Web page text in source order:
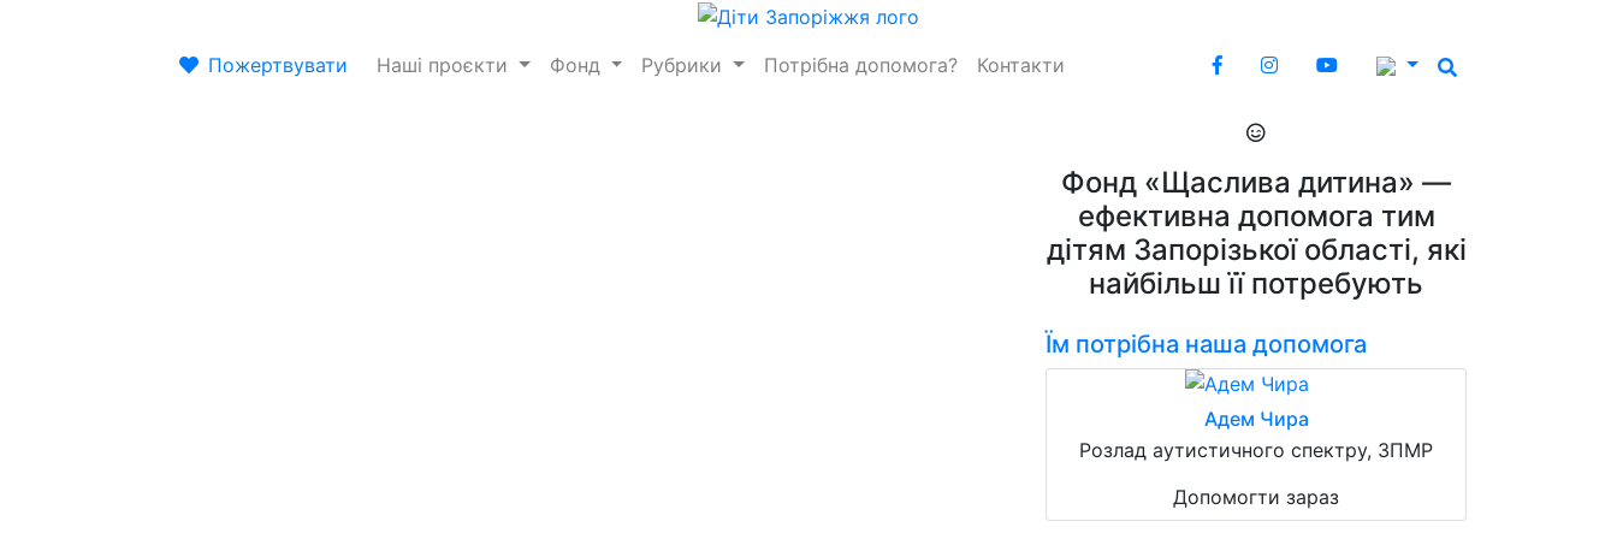
Пожертвувати Наші проєкти Фонд Рубрики Потрібна допомога? Контакти
Фонд «Щаслива дитина» —
ефективна допомога тим
дітям Запорізької області, які
найбільш її потребують
Їм потрібна наша допомога
Адем Чира
Розлад аутистичного спектру, ЗПМР
Допомогти зараз